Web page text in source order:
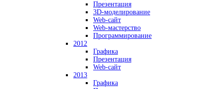
Презентация
3D-моделирование
Web-сайт
Web-мастерство
Программирование
2012
Графика
Презентация
Web-сайт
2013
Графика